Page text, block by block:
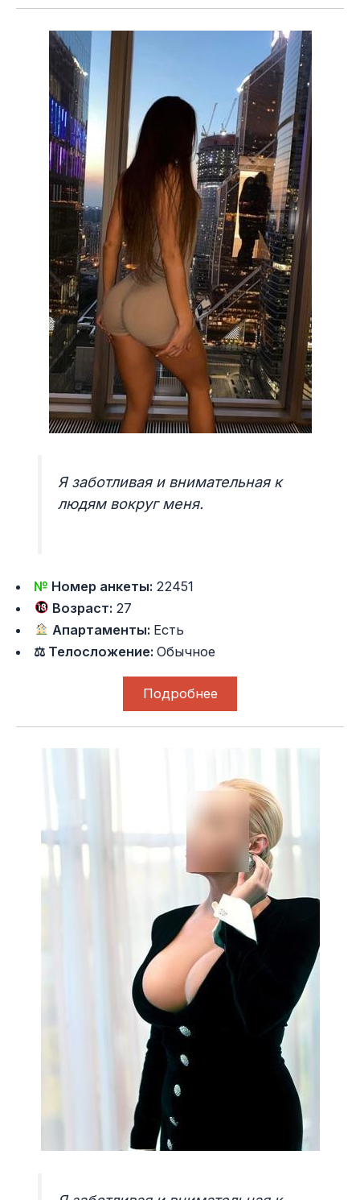
Я заботливая и внимательная к
людям вокруг меня.
№ Номер анкеты: 22451
Возраст: 27
Апартаменты: Есть
⚖ Телосложение:Обычное
Подробнее